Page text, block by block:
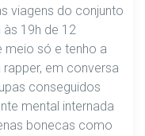
viagens do conjunto
19h de 12
meio só e tenho a
rapper, em conversa
conseguidos
mental internada
bonecas como